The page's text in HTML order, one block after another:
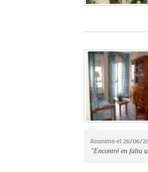
Anonimo el 26/06/
"Encontré en falta